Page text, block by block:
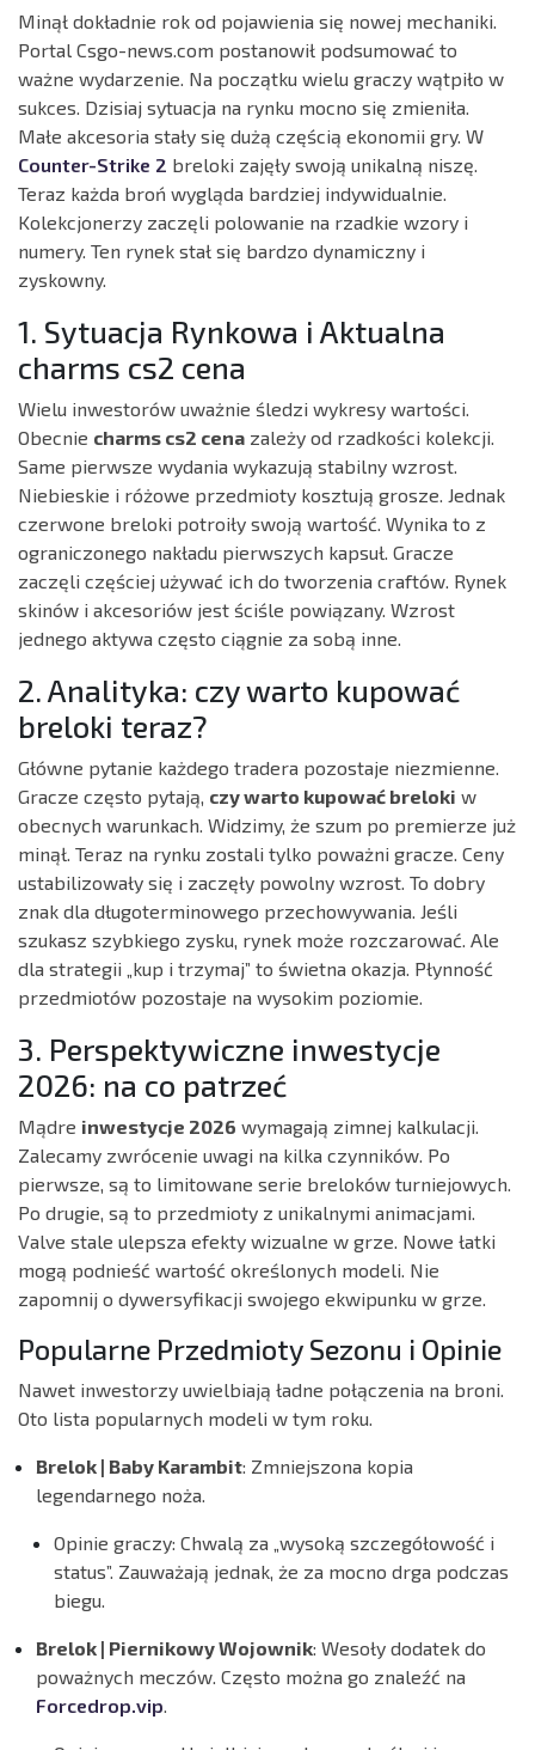
Minął dokładnie rok od pojawienia się nowej mechaniki.
Portal Csgo-news.com postanowił podsumować to
ważne wydarzenie. Na początku wielu graczy wątpiło w
sukces. Dzisiaj sytuacja na rynku mocno się zmieniła.
Małe akcesoria stały się dużą częścią ekonomii gry. W
Counter-Strike 2 breloki zajęły swoją unikalną niszę.
Teraz każda broń wygląda bardziej indywidualnie.
Kolekcjonerzy zaczęli polowanie na rzadkie wzory i
numery. Ten rynek stał się bardzo dynamiczny i
zyskowny.
1. Sytuacja Rynkowa i Aktualna
charms cs2 cena
Wielu inwestorów uważnie śledzi wykresy wartości.
Obecnie charms cs2 cena zależy od rzadkości kolekcji.
Same pierwsze wydania wykazują stabilny wzrost.
Niebieskie i różowe przedmioty kosztują grosze. Jednak
czerwone breloki potroiły swoją wartość. Wynika to z
ograniczonego nakładu pierwszych kapsuł. Gracze
zaczęli częściej używać ich do tworzenia craftów. Rynek
skinów i akcesoriów jest ściśle powiązany. Wzrost
jednego aktywa często ciągnie za sobą inne.
2. Analityka: czy warto kupować
breloki teraz?
Główne pytanie każdego tradera pozostaje niezmienne.
Gracze często pytają, czy warto kupować breloki w
obecnych warunkach. Widzimy, że szum po premierze już
minął. Teraz na rynku zostali tylko poważni gracze. Ceny
ustabilizowały się i zaczęły powolny wzrost. To dobry
znak dla długoterminowego przechowywania. Jeśli
szukasz szybkiego zysku, rynek może rozczarować. Ale
dla strategii „kup i trzymaj” to świetna okazja. Płynność
przedmiotów pozostaje na wysokim poziomie.
3. Perspektywiczne inwestycje
2026: na co patrzeć
Mądre inwestycje 2026 wymagają zimnej kalkulacji.
Zalecamy zwrócenie uwagi na kilka czynników. Po
pierwsze, są to limitowane serie breloków turniejowych.
Po drugie, są to przedmioty z unikalnymi animacjami.
Valve stale ulepsza efekty wizualne w grze. Nowe łatki
mogą podnieść wartość określonych modeli. Nie
zapomnij o dywersyfikacji swojego ekwipunku w grze.
Popularne Przedmioty Sezonu i Opinie
Nawet inwestorzy uwielbiają ładne połączenia na broni.
Oto lista popularnych modeli w tym roku.
Brelok | Baby Karambit: Zmniejszona kopia
legendarnego noża.
Opinie graczy: Chwalą za „wysoką szczegółowość i
status”. Zauważają jednak, że za mocno drga podczas
biegu.
Brelok | Piernikowy Wojownik: Wesoły dodatek do
poważnych meczów. Często można go znaleźć na
Forcedrop.vip.